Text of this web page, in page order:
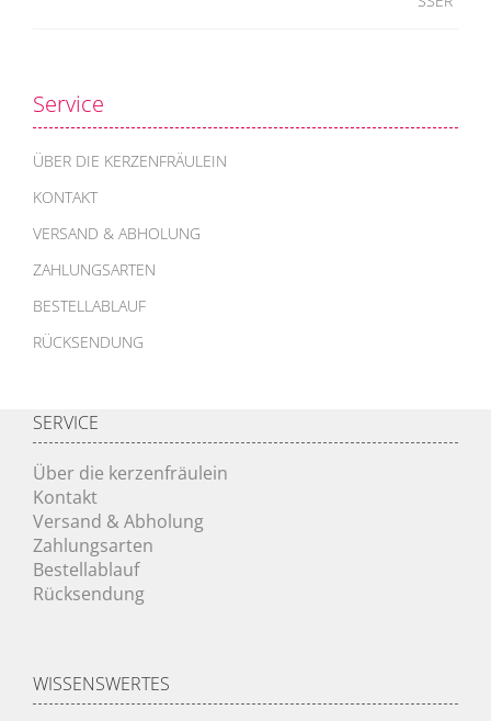
Service
ÜBER DIE KERZENFRÄULEIN
KONTAKT
VERSAND & ABHOLUNG
ZAHLUNGSARTEN
BESTELLABLAUF
RÜCKSENDUNG
SERVICE
Über die kerzenfräulein
Kontakt
Versand & Abholung
Zahlungsarten
Bestellablauf
Rücksendung
WISSENSWERTES